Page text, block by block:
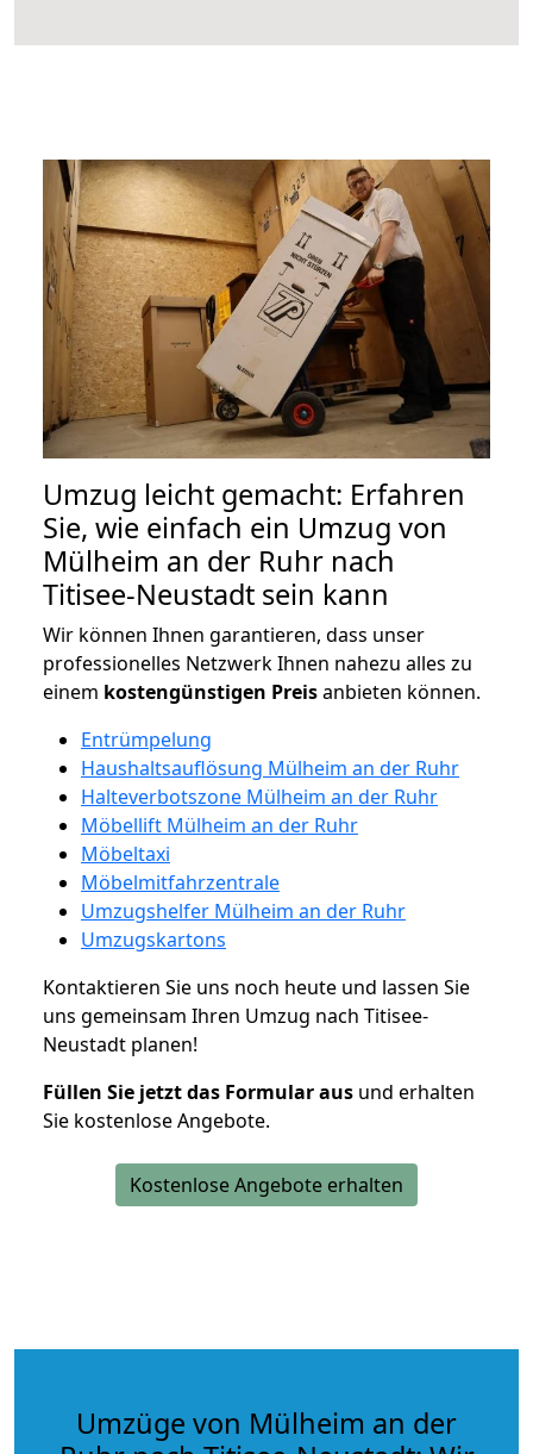
Umzug leicht gemacht: Erfahren
Sie, wie einfach ein Umzug von
Mülheim an der Ruhr nach
Titisee-Neustadt sein kann
Wir können Ihnen garantieren, dass unser
professionelles Netzwerk Ihnen nahezu alles zu
einem kostengünstigen Preisanbieten können.
Entrümpelung
Haushaltsauflösung Mülheim an der Ruhr
Halteverbotszone Mülheim an der Ruhr
Möbellift Mülheim an der Ruhr
Möbeltaxi
Möbelmitfahrzentrale
Umzugshelfer Mülheim an der Ruhr
Umzugskartons
Kontaktieren Sie uns noch heute und lassen Sie
uns gemeinsam Ihren Umzug nach Titisee-
Neustadt planen!
Füllen Sie jetzt das Formular aus und erhalten
Sie kostenlose Angebote.
Kostenlose Angebote erhalten
Umzüge von Mülheim an der